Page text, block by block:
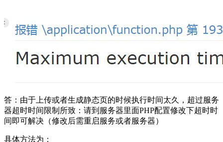
答：由于上传或者生成静态页的时候执行时间太久，超过服务
器超时时间限制所致：请到服务器里面PHP配置修改下超时时
间即可解决（修改后需重启服务或者服务器）
具体方法为：